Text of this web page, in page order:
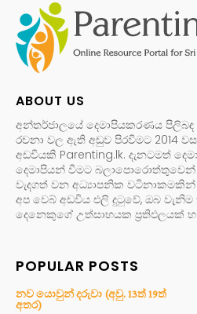
ABOUT US
අන්තර්ජාලයේ දෙමාපියකරණය
රචනා වල ඇති අඩුව පිරවීමට 2014
අඩවියකි Parenting.lk. දැනටමත්
දෙමාපියන් වීමට
වැදගත් වන අධ්‍යාපනික
අප වෙබ් අඩවිය එලි දුටුවේ, ඔබ
දෙනෙකුගේ උත්සාහයක ප්‍රතිඵලයක්
POPULAR POSTS
නව යොවුන් දරුවා (අවු. 13ත් 19ත්
අතර)